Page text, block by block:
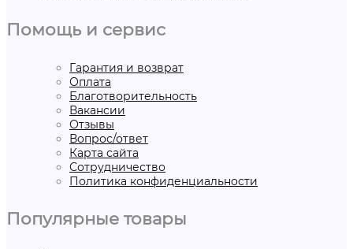
Помощь и сервис
Гарантия и возврат
Оплата
Благотворительность
Вакансии
Отзывы
Вопрос/ответ
Карта сайта
Сотрудничество
Политика конфиденциальности
Популярные товары